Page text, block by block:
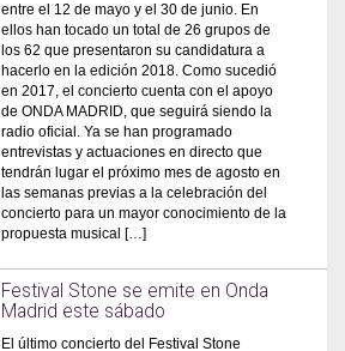
entre el 12 de mayo y el 30 de junio. En
ellos han tocado un total de 26 grupos de
los 62 que presentaron su candidatura a
hacerlo en la edición 2018. Como sucedió
en 2017, el concierto cuenta con el apoyo
de ONDA MADRID, que seguirá siendo la
radio oficial. Ya se han programado
entrevistas y actuaciones en directo que
tendrán lugar el próximo mes de agosto en
las semanas previas a la celebración del
concierto para un mayor conocimiento de la
propuesta musical […]
Festival Stone se emite en Onda
Madrid este sábado
El último concierto del Festival Stone